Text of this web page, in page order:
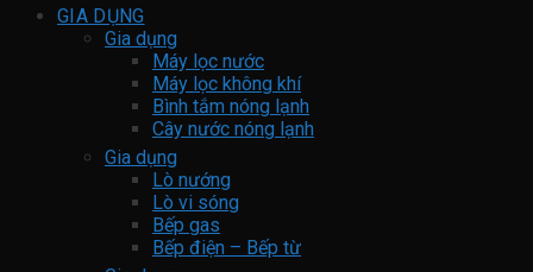
GIA DỤNG
Gia dụng
Máy lọc nước
Máy lọc không khí
Bình tắm nóng lạnh
Cây nước nóng lạnh
Gia dụng
Lò nướng
Lò vi sóng
Bếp gas
Bếp điện – Bếp từ